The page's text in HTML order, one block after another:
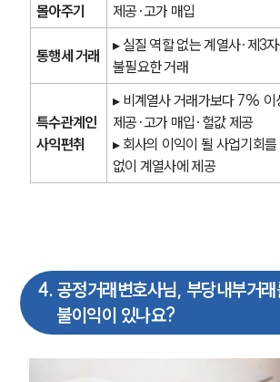
몰아주기
제공·고가 매입
통행세 거래
▸ 실질 역할 없는 계열사·제3
불필요한 거래
특수관계인
사익편취
▸ 비계열사 거래가보다 7% 이
제공·고가 매입·헐값 제공
▸ 회사의 이익이 될 사업기회
없이 계열사에 제공
4. 공정거래변호사님, 부당내부거
불이익이 있나요?